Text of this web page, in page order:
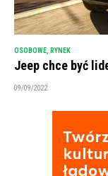
OSOBOWE RYNEK
Jeep chce być
09/09/2022